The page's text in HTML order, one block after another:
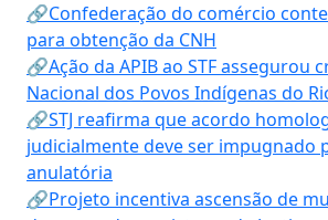
🔗Confederação do comércio
para obtenção da CNH
🔗Ação da APIB ao STF assegurou
Nacional dos Povos Indígenas do
🔗STJ reafirma que acordo
judicialmente deve ser impugnado
anulatória
🔗Projeto incentiva ascensão de